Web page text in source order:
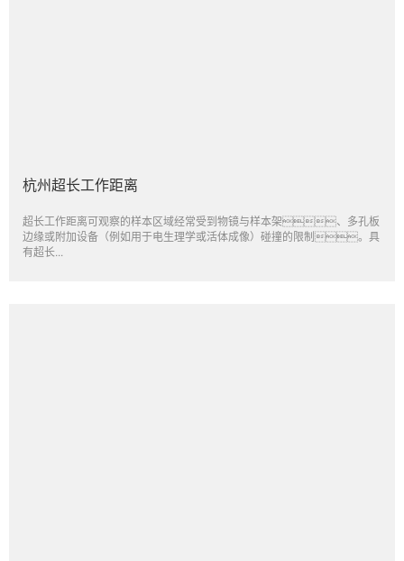
杭州超长工作距离
超长工作距离可观察的样本区域经常受到物镜与样本架、多孔板
边缘或附加设备（例如用于电生理学或活体成像）碰撞的限制。具
有超长...